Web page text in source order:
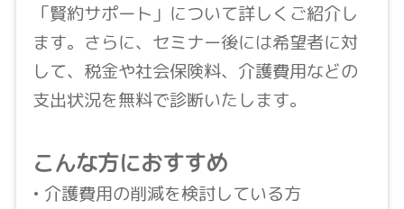
「賢約サポート」について詳しくご紹介し
ます。さらに、セミナー後には希望者に対
して、税金や社会保険料、介護費用などの
支出状況を無料で診断いたします。
こんな方におすすめ
• 介護費用の削減を検討している方